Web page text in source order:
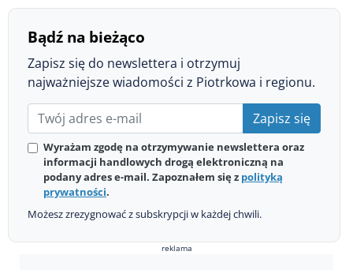
Bądź na bieżąco
Zapisz się do newslettera i otrzymuj
najważniejsze wiadomości z Piotrkowa i regionu.
Zapisz się
Wyrażam zgodę na otrzymywanie newslettera oraz
informacji handlowych drogą elektroniczną na
podany adres e-mail. Zapoznałem się z polityką
prywatności.
Możesz zrezygnować z subskrypcji w każdej chwili.
reklama